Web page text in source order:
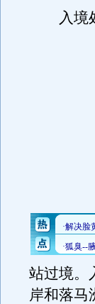
入境处
站过境。
岸和落马